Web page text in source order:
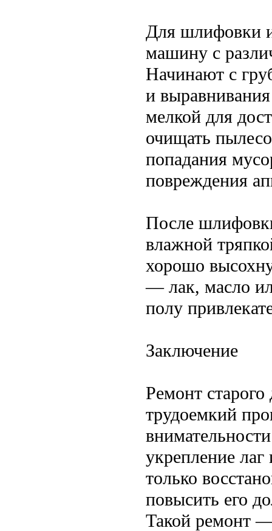
Для шлифовки
машину с
Начинают с
и
мелкой для
очищать
попадания
повреждения
После
влажной
хорошо
— лак, масло
полу
Заключение
Ремонт
трудоемкий
укрепление
только
повысить его
Такой ремонт